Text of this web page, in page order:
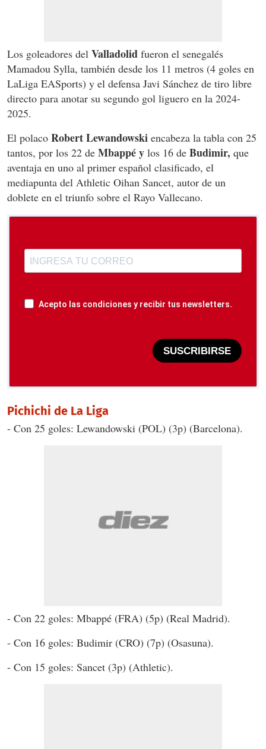
Los goleadores del Valladolid fueron el senegalés
Mamadou Sylla, también desde los 11 metros (4 goles en
LaLiga EASports) y el defensa Javi Sánchez de tiro libre
directo para anotar su segundo gol liguero en la 2024-
2025.
El polaco Robert Lewandowski encabeza la tabla con 25
tantos, por los 22 de Mbappé y los 16 de Budimir, que
aventaja en uno al primer español clasificado, el
mediapunta del Athletic Oihan Sancet, autor de un
doblete en el triunfo sobre el Rayo Vallecano.
Acepto las condiciones y recibir tus newsletters.
SUSCRIBIRSE
Pichichi de La Liga
- Con 25 goles: Lewandowski (POL) (3p) (Barcelona).
- Con 22 goles: Mbappé (FRA) (5p) (Real Madrid).
- Con 16 goles: Budimir (CRO) (7p) (Osasuna).
- Con 15 goles: Sancet (3p) (Athletic).